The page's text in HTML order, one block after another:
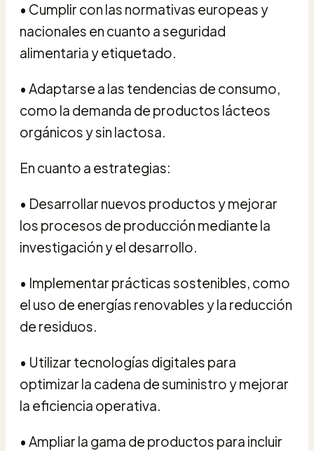
• Cumplir con las normativas europeas y
nacionales en cuanto a seguridad
alimentaria y etiquetado.
• Adaptarse a las tendencias de consumo,
como la demanda de productos lácteos
orgánicos y sin lactosa.
En cuanto a estrategias:
• Desarrollar nuevos productos y mejorar
los procesos de producción mediante la
investigación y el desarrollo.
• Implementar prácticas sostenibles, como
el uso de energías renovables y la reducción
de residuos.
• Utilizar tecnologías digitales para
optimizar la cadena de suministro y mejorar
la eficiencia operativa.
• Ampliar la gama de productos para incluir